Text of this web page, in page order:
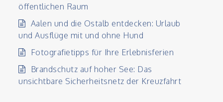
öffentlichen Raum
Aalen und die Ostalb entdecken: Urlaub
und Ausflüge mit und ohne Hund
Fotografietipps für Ihre Erlebnisferien
Brandschutz auf hoher See: Das
unsichtbare Sicherheitsnetz der Kreuzfahrt